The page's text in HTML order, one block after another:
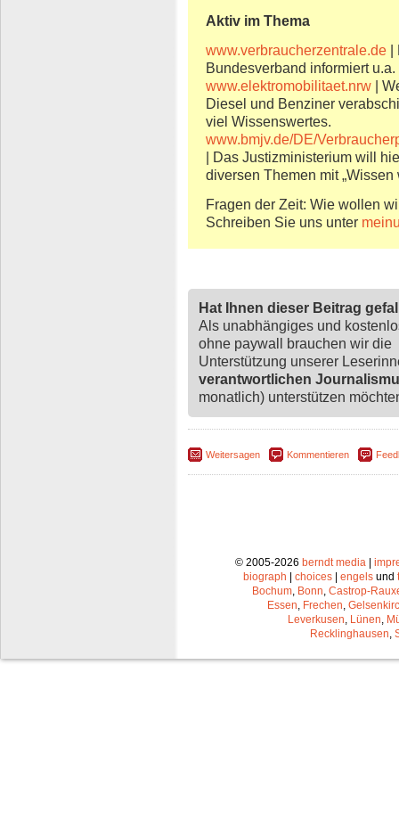
Aktiv im Thema
www.verbraucherzentrale.de |
Bundesverband informiert
www.elektromobilitaet.nrw |
Diesel und Benziner
viel Wissenswertes.
www.bmjv.de/DE/
| Das Justizministerium will
diversen Themen mit „Wissen
Fragen der Zeit: Wie wollen
Schreiben Sie uns unter
Hat Ihnen dieser Beitrag
Als unabhängiges und
ohne paywall brauchen wir die
Unterstützung unserer
verantwortlichen
monatlich) unterstützen
Weitersagen Kommentieren
© 2005-2026 berndt media|
biograph | choices | engels und
Bochum, Bonn, Castrop-
Essen, Frechen,
Leverkusen, Lünen,
Recklinghausen,